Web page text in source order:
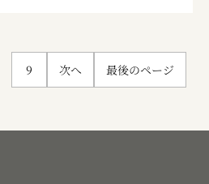
9 次へ 最後のページ